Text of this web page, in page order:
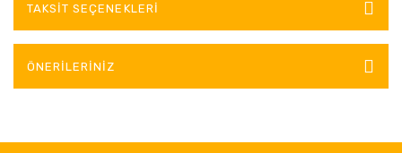
TAKSIT SEÇENEKLERI
ÖNERILERINIZ